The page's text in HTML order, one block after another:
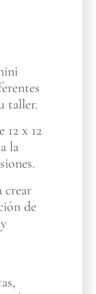
taller.
x 12
la
crear
de